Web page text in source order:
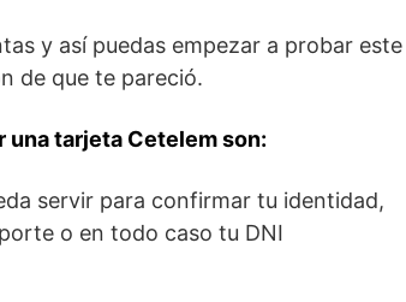
y así puedas empezar a probar este
de que te pareció.
tarjeta Cetelem son:
servir para confirmar tu identidad,
o en todo caso tu DNI